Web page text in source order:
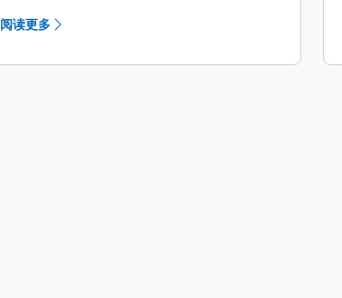
两个高质量的油缸配有缓冲器，可以缓
达 5076 psi（35000 kPa）的液压压
阅读更多